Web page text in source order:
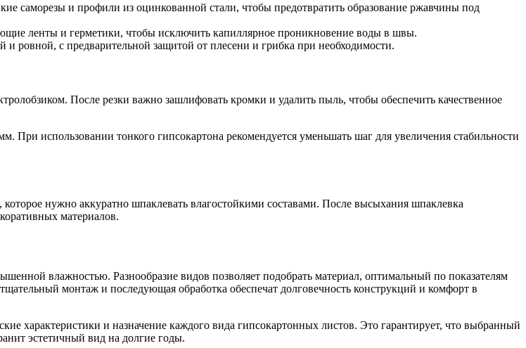
саморезы и профили из оцинкованной стали, чтобы предотвратить образование ржавчины под
ленты и герметики, чтобы исключить капиллярное проникновение воды в швы.
ровной, с предварительной защитой от плесени и грибка при необходимости.
После резки важно зашлифовать кромки и удалить пыль, чтобы обеспечить качественное
использовании тонкого гипсокартона рекомендуется уменьшать шаг для увеличения стабильности
нужно аккуратно шпаклевать влагостойкими составами. После высыхания шпаклевка
материалов.
влажностью. Разнообразие видов позволяет подобрать материал, оптимальный по показателям
монтаж и последующая обработка обеспечат долговечность конструкций и комфорт в
характеристики и назначение каждого вида гипсокартонных листов. Это гарантирует, что выбранный
эстетичный вид на долгие годы.